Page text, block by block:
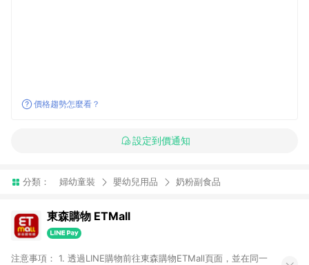
價格趨勢怎麼看？
設定到價通知
分類： 婦幼童裝 嬰幼兒用品 奶粉副食品
東森購物 ETMall
注意事項： 1. 透過LINE購物前往東森購物ETMall頁面，並在同一